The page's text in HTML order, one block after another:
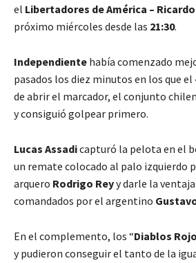
el Libertadores de América –
próximo miércoles desde las 21:30.
Independiente había comenzado
pasados los diez minutos en los que el
de abrir el marcador, el conjunto
y consiguió golpear primero.
Lucas Assadicapturó la pelota en el
un remate colocado al palo izquierdo
arquero Rodrigo Reyy darle la
comandados por el argentino
En el complemento, los “Diablos
y pudieron conseguir el tanto de la